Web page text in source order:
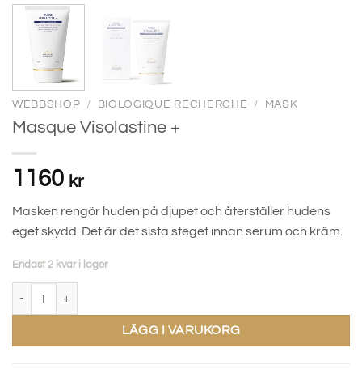
WEBBSHOP / BIOLOGIQUE RECHERCHE / MASK
Masque Visolastine +
1160 kr
Masken rengör huden på djupet och återställer hudens
eget skydd. Det är det sista steget innan serum och kräm.
Endast 2 kvar i lager
LÄGG I VARUKORG